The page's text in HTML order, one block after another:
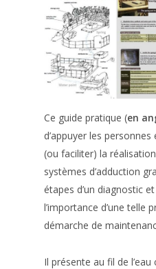
Ce guide pratique (en
d’appuyer les personnes
(ou faciliter) la
systèmes d’adduction
étapes d’un diagnostic
l’importance d’une telle
démarche de
Il présente au fil de